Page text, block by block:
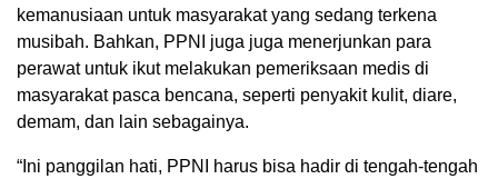
kemanusiaan untuk masyarakat yang sedang terkena
musibah. Bahkan, PPNI juga juga menerjunkan para
perawat untuk ikut melakukan pemeriksaan medis di
masyarakat pasca bencana, seperti penyakit kulit, diare,
demam, dan lain sebagainya.
“Ini panggilan hati, PPNI harus bisa hadir di tengah-tengah